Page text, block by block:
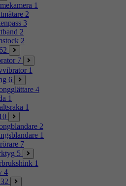
1
2
3
2
2
7
1
6
4
1
1
2
1
7
5
1
4
32